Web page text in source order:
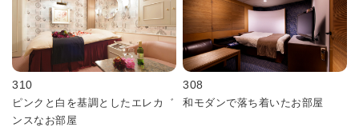
310
ピンクと白を基調としたエレカ゛
ンスなお部屋
308
和モダンで落ち着いたお部屋